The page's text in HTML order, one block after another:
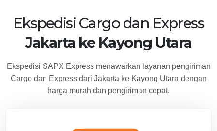
Ekspedisi Cargo dan Express
Jakarta ke Kayong Utara
Ekspedisi SAPX Express menawarkan layanan pengiriman
Cargo dan Express dari Jakarta ke Kayong Utara dengan
harga murah dan pengiriman cepat.